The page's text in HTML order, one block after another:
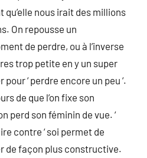
qu’elle nous irait des millions
On repousse un
de perdre, ou à l’inverse
trop petite en y un super
‘ perdre encore un peu ‘.
de que l’on fixe son
perd son féminin de vue. ‘
contre ‘ soi permet de
de façon plus constructive.